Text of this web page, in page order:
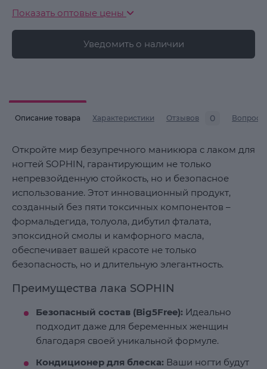
Показать оптовые цены
Уведомить о наличии
Описание товара Характеристики Отзывов 0 Вопросы
Откройте мир безупречного маникюра с лаком для
ногтей SOPHIN, гарантирующим не только
непревзойденную стойкость, но и безопасное
использование. Этот инновационный продукт,
созданный без пяти токсичных компонентов –
формальдегида, толуола, дибутил фталата,
эпоксидной смолы и камфорного масла,
обеспечивает вашей красоте не только
безопасность, но и длительную элегантность.
Преимущества лака SOPHIN
Безопасный состав (Big5Free): Идеально
подходит даже для беременных женщин
благодаря своей уникальной формуле.
Кондиционер для блеска: Ваши ногти будут